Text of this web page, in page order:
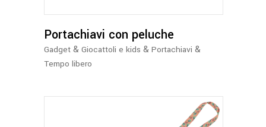
opzioni
possono
essere
Portachiavi con peluche
Gadget & Giocattoli e kids & Portachiavi &
Tempo libero